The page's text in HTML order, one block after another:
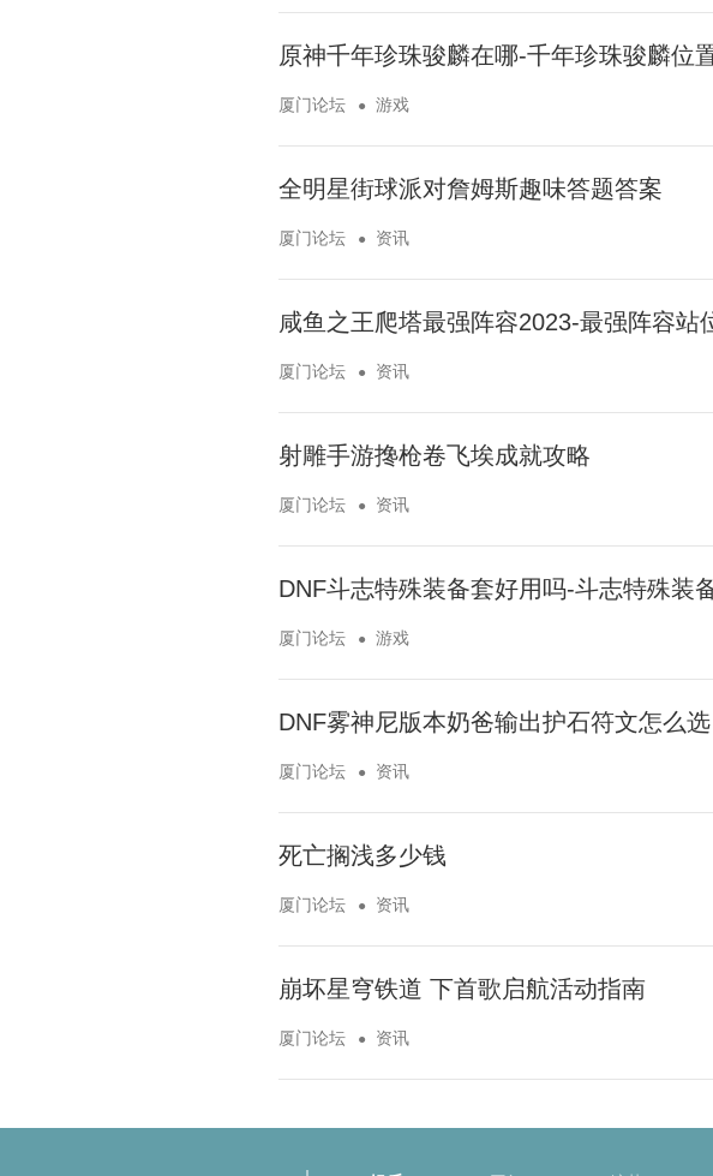
原神千年珍珠骏麟在哪-千年珍珠骏麟位
厦门论坛 游戏
全明星街球派对詹姆斯趣味答题答案
厦门论坛 资讯
咸鱼之王爬塔最强阵容2023-最强阵容站
厦门论坛 资讯
射雕手游搀枪卷飞埃成就攻略
厦门论坛 资讯
DNF斗志特殊装备套好用吗-斗志特殊装
厦门论坛 游戏
DNF雾神尼版本奶爸输出护石符文怎么选
厦门论坛 资讯
死亡搁浅多少钱
厦门论坛 资讯
崩坏星穹铁道 下首歌启航活动指南
厦门论坛 资讯